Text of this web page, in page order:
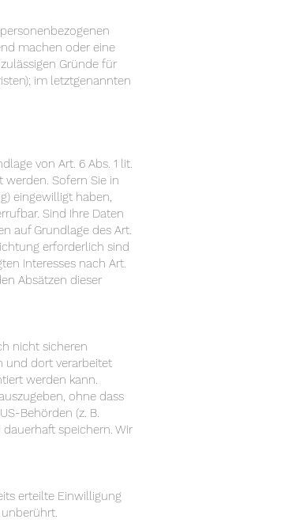
machen oder eine
Gründe für
im letztgenannten
von Art. 6 Abs. 1 lit.
werden. Sofern Sie in
eingewilligt haben,
Sind Ihre Daten
auf Grundlage des Art.
erforderlich sind
Interesses nach Art.
Absätzen dieser
nicht sicheren
und dort verarbeitet
werden kann.
ohne dass
Behörden (z. B.
speichern. Wir
erteilte Einwilligung